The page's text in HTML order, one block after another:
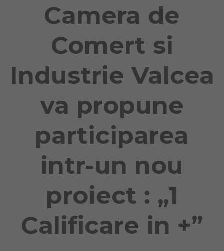
Camera de
Comert si
Industrie Valcea
va propune
participarea
intr-un nou
proiect : „1
Calificare in +”